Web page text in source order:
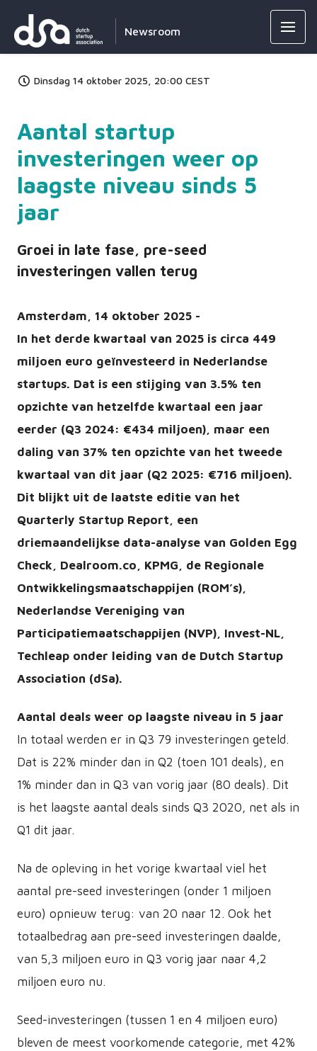
Newsroom
Dinsdag 14 oktober 2025, 20:00 CEST
Aantal startup
investeringen weer op
laagste niveau sinds 5
jaar
Groei in late fase, pre-seed
investeringen vallen terug
Amsterdam, 14 oktober 2025 -
In het derde kwartaal van 2025 is circa 449
miljoen euro geïnvesteerd in Nederlandse
startups. Dat is een stijging van 3.5% ten
opzichte van hetzelfde kwartaal een jaar
eerder (Q3 2024: €434 miljoen), maar een
daling van 37% ten opzichte van het tweede
kwartaal van dit jaar (Q2 2025: €716 miljoen).
Dit blijkt uit de laatste editie van het
Quarterly Startup Report, een
driemaandelijkse data-analyse van Golden Egg
Check, Dealroom.co, KPMG, de Regionale
Ontwikkelingsmaatschappijen (ROM’s),
Nederlandse Vereniging van
Participatiemaatschappijen (NVP), Invest-NL,
Techleap onder leiding van de Dutch Startup
Association (dSa).
Aantal deals weer op laagste niveau in 5 jaar
In totaal werden er in Q3 79 investeringen geteld.
Dat is 22% minder dan in Q2 (toen 101 deals), en
1% minder dan in Q3 van vorig jaar (80 deals). Dit
is het laagste aantal deals sinds Q3 2020, net als in
Q1 dit jaar.
Na de opleving in het vorige kwartaal viel het
aantal pre-seed investeringen (onder 1 miljoen
euro) opnieuw terug: van 20 naar 12. Ook het
totaalbedrag aan pre-seed investeringen daalde,
van 5,3 miljoen euro in Q3 vorig jaar naar 4,2
miljoen euro nu.
Seed-investeringen (tussen 1 en 4 miljoen euro)
bleven de meest voorkomende categorie, met 42%